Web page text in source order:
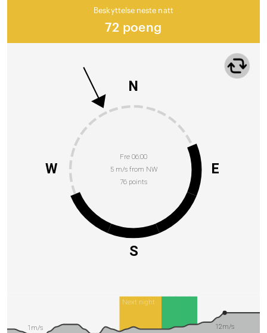
Beskyttelse neste natt
72 poeng
Fre 06:00
5 m/s from NW
76 points
N
E
S
W
Next night
12m/s
1m/s